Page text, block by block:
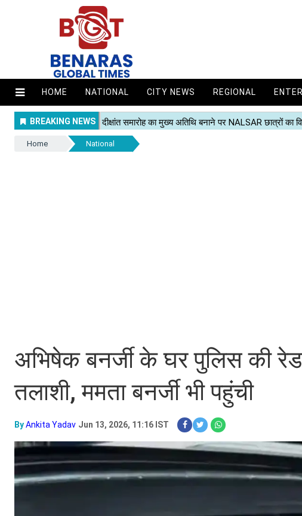
HOME NATIONAL CITY NEWS REGIONAL
Home National
अभिषेक बनर्जी के घर पुलिस की
तलाशी, ममता बनर्जी भी पहुंची
ByAnkita Yadav Jun 13, 2026, 11:16 IST